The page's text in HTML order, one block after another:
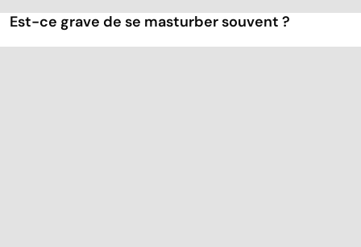
Est-ce grave de se masturber souvent ?